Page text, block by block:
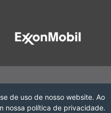
de uso de nosso website. Ao
nossa política de privacidade.